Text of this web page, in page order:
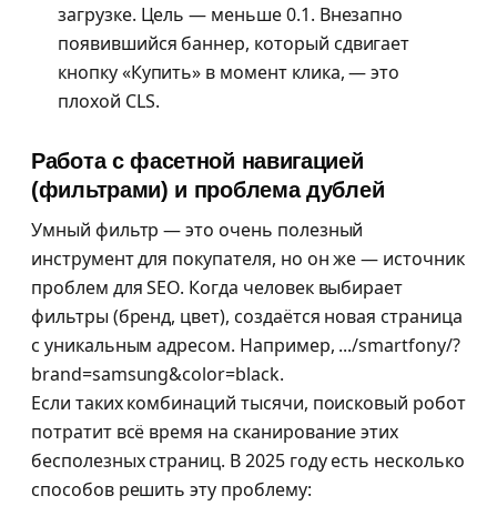
загрузке. Цель — меньше 0.1. Внезапно
появившийся баннер, который сдвигает
кнопку «Купить» в момент клика, — это
плохой CLS.
Работа с фасетной навигацией
(фильтрами) и проблема дублей
Умный фильтр — это очень полезный
инструмент для покупателя, но он же — источник
проблем для SEO. Когда человек выбирает
фильтры (бренд, цвет), создаётся новая страница
с уникальным адресом. Например, .../smartfony/?
brand=samsung&color=black.
Если таких комбинаций тысячи, поисковый робот
потратит всё время на сканирование этих
бесполезных страниц. В 2025 году есть несколько
способов решить эту проблему: